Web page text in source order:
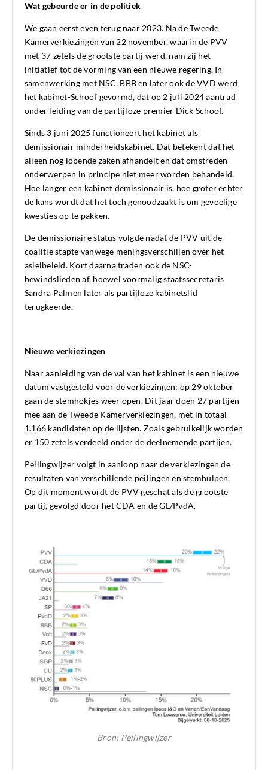
Wat gebeurde er in de politiek
We gaan eerst even terug naar 2023. Na de Tweede
Kamerverkiezingen van 22 november, waarin de PVV
met 37 zetels de grootste partij werd, nam zij het
initiatief tot de vorming van een nieuwe regering. In
samenwerking met NSC, BBB en later ook de VVD werd
het kabinet-Schoof gevormd, dat op 2 juli 2024 aantrad
onder leiding van de partijloze premier Dick Schoof.
Sinds 3 juni 2025 functioneert het kabinet als
demissionair minderheidskabinet. Dat betekent dat het
alleen nog lopende zaken afhandelt en dat omstreden
onderwerpen in principe niet meer worden behandeld.
Hoe langer een kabinet demissionair is, hoe groter echter
de kans wordt dat het toch genoodzaakt is om gevoelige
kwesties op te pakken.
De demissionaire status volgde nadat de PVV uit de
coalitie stapte vanwege meningsverschillen over het
asielbeleid. Kort daarna traden ook de NSC-
bewindslieden af, hoewel voormalig staatssecretaris
Sandra Palmen later als partijloze kabinetslid
terugkeerde.
Nieuwe verkiezingen
Naar aanleiding van de val van het kabinet is een nieuwe
datum vastgesteld voor de verkiezingen: op 29 oktober
gaan de stemhokjes weer open. Dit jaar doen 27 partijen
mee aan de Tweede Kamerverkiezingen, met in totaal
1.166 kandidaten op de lijsten. Zoals gebruikelijk worden
er 150 zetels verdeeld onder de deelnemende partijen.
Peilingwijzer volgt in aanloop naar de verkiezingen de
resultaten van verschillende peilingen en stemhulpen.
Op dit moment wordt de PVV geschat als de grootste
partij, gevolgd door het CDA en de GL/PvdA.
Bron: Peilingwijzer